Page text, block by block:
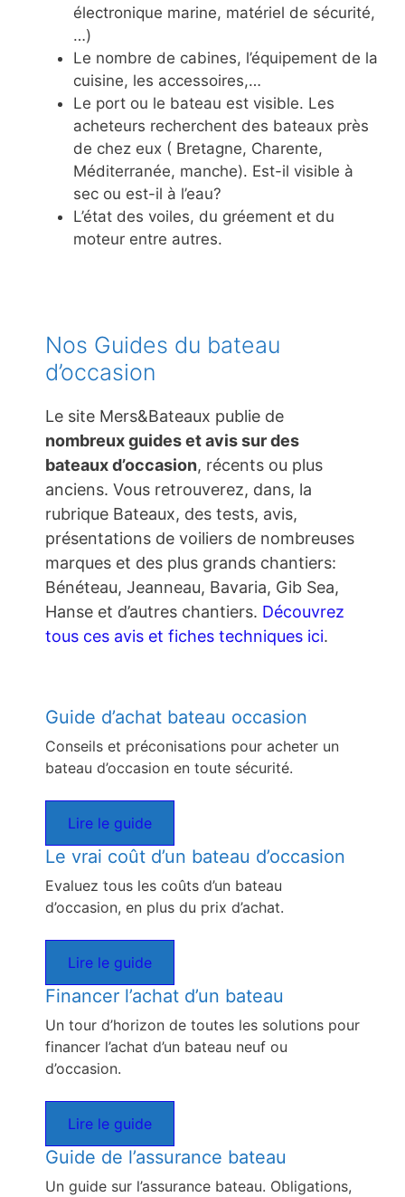
électronique marine, matériel de sécurité,
…)
Le nombre de cabines, l’équipement de la
cuisine, les accessoires,…
Le port ou le bateau est visible. Les
acheteurs recherchent des bateaux près
de chez eux ( Bretagne, Charente,
Méditerranée, manche). Est-il visible à
sec ou est-il à l’eau?
L’état des voiles, du gréement et du
moteur entre autres.
Nos Guides du bateau
d’occasion
Le site Mers&Bateaux publie de
nombreux guides et avis sur des
bateaux d’occasion, récents ou plus
anciens. Vous retrouverez, dans, la
rubrique Bateaux, des tests, avis,
présentations de voiliers de nombreuses
marques et des plus grands chantiers:
Bénéteau, Jeanneau, Bavaria, Gib Sea,
Hanse et d’autres chantiers. Découvrez
tous ces avis et fiches techniques ici.
Guide d’achat bateau occasion
Conseils et préconisations pour acheter un
bateau d’occasion en toute sécurité.
Lire le guide
Le vrai coût d’un bateau d’occasion
Evaluez tous les coûts d’un bateau
d’occasion, en plus du prix d’achat.
Lire le guide
Financer l’achat d’un bateau
Un tour d’horizon de toutes les solutions pour
financer l’achat d’un bateau neuf ou
d’occasion.
Lire le guide
Guide de l’assurance bateau
Un guide sur l’assurance bateau. Obligations,